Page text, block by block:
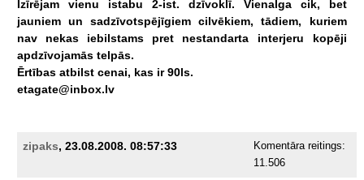
Izīrējam vienu istabu 2-ist. dzīvoklī. Vienalga cik,
bet
jauniem un sadzīvotspējīgiem cilvēkiem, tādiem,
kuriem
nav
nekas iebilstams pret nestandarta interjeru
kopēji
apdzīvojamās telpās.
Ērtības atbilst cenai, kas ir 90ls.
etagate@inbox.lv
zipaks, 23.08.2008. 08:57:33
Komentāra reitings:
11.506